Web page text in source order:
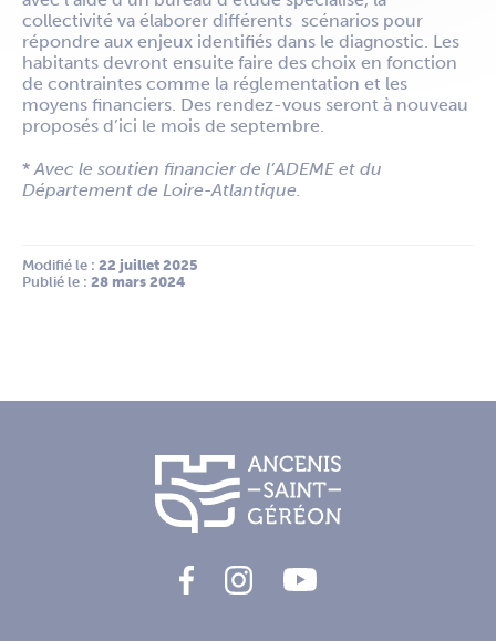
collectivité va élaborer différents scénarios pour
répondre aux enjeux identifiés dans le diagnostic. Les
habitants devront ensuite faire des choix en fonction
de contraintes comme la réglementation et les
moyens financiers. Des rendez-vous seront à nouveau
proposés d’ici le mois de septembre.
*Avec le soutien financier de l’ADEME et du
Département de Loire-Atlantique.
Modifié le : 22 juillet 2025
Publié le : 28 mars 2024